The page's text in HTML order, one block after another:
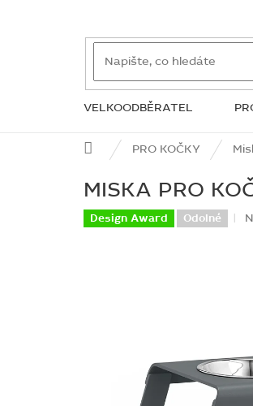
VELKOODBĚRATEL
ZNAČKY
Domů PRO KOČKY
MISKA PRO
Design Award Odolné